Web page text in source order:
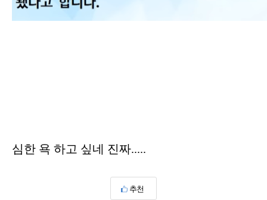
심한 욕 하고 싶네 진짜.....
추천